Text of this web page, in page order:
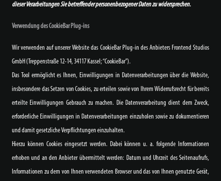
dieser Verarbeitungen Sie betreffender personenbezogener Daten zu widersprechen.
Verwendung des CookieBar Plug-ins
Wir verwenden auf unserer Website das CookieBar Plug-in des Anbieters Frontend Studios
GmbH (Treppenstraße 12-14, 34117 Kassel; “CookieBar”).
Das Tool ermöglicht es Ihnen, Einwilligungen in Datenverarbeitungen über die Website,
insbesondere das Setzen von Cookies, zu erteilen sowie von Ihrem Widerrufsrecht für bereits
erteilte Einwilligungen Gebrauch zu machen. Die Datenverarbeitung dient dem Zweck,
erforderliche Einwilligungen in Datenverarbeitungen einzuholen sowie zu dokumentieren
und damit gesetzliche Verpflichtungen einzuhalten.
Hierzu können Cookies eingesetzt werden. Dabei können u. a. folgende Informationen
erhoben und an den Anbieter übermittelt werden: Datum und Uhrzeit des Seitenaufrufs,
Informationen zu dem von Ihnen verwendeten Browser und das von Ihnen genutzte Gerät,